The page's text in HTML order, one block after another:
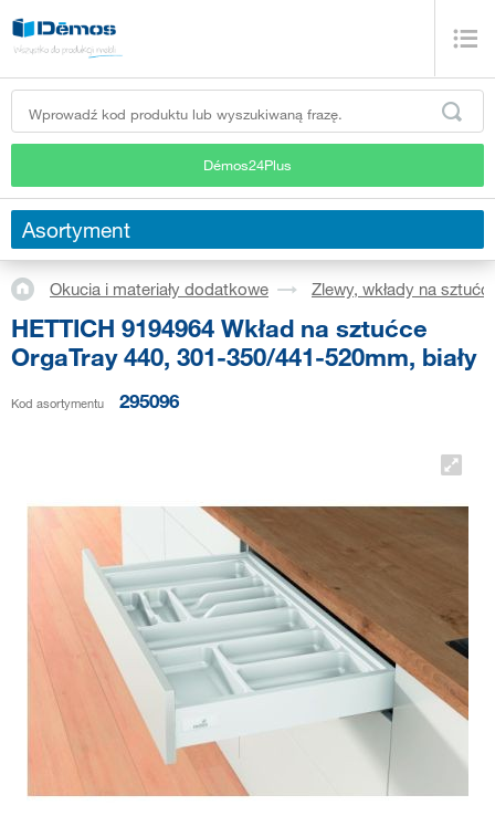
Démos24Plus
Asortyment
Okucia i materiały dodatkowe Zlewy, wkłady na
HETTICH 9194964 Wkład na sztućce
OrgaTray 440, 301-350/441-520mm, biały
Kod asortymentu 295096